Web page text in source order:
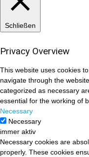
Schließen
Privacy Overview
This website uses cookies
navigate through the
categorized as necessary
essential for the working of
Necessary
Necessary
immer aktiv
Necessary cookies are
properly. These cookies